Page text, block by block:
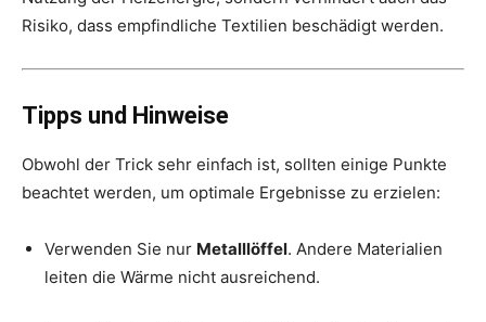
Risiko, dass empfindliche Textilien beschädigt werden.
Tipps und Hinweise
Obwohl der Trick sehr einfach ist, sollten einige Punkte
beachtet werden, um optimale Ergebnisse zu erzielen:
Verwenden Sie nur Metalllöffel. Andere Materialien
leiten die Wärme nicht ausreichend.